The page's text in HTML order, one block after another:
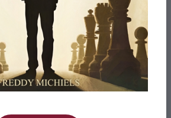
het werk van Freddy
Michiels